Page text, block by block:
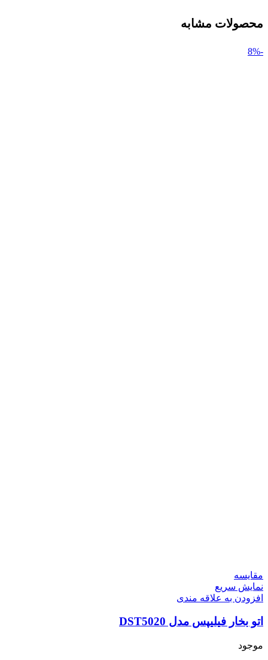
محصولات مشابه
-8%
مقايسه
نمایش سریع
افزودن به علاقه مندی
اتو بخار فیلیپس مدل DST5020
موجود